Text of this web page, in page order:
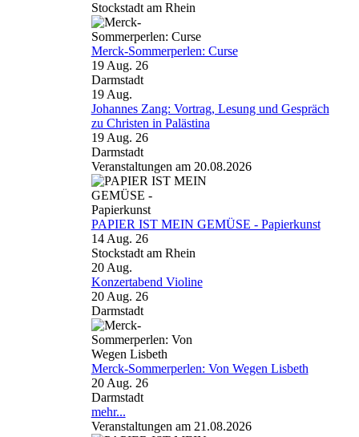
Stockstadt am Rhein
Merck-Sommerperlen: Curse
19 Aug. 26
Darmstadt
19 Aug.
Johannes Zang: Vortrag, Lesung und Gespräch
zu Christen in Palästina
19 Aug. 26
Darmstadt
Veranstaltungen am 20.08.2026
PAPIER IST MEIN GEMÜSE - Papierkunst
14 Aug. 26
Stockstadt am Rhein
20 Aug.
Konzertabend Violine
20 Aug. 26
Darmstadt
Merck-Sommerperlen: Von Wegen Lisbeth
20 Aug. 26
Darmstadt
mehr...
Veranstaltungen am 21.08.2026